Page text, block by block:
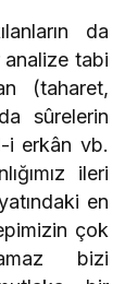
da
analize tabi
(taharet,
sûrelerin
i erkân vb.
ileri
en
çok
bizi